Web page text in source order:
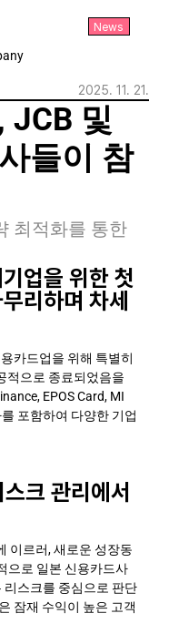
News
2025. 11. 21.
JCB 및
들이 참
최적화를 통한
업을 위한 첫
리하며 차세
카드업을 위해 특별히
적으로 종료되었음을
EPOS Card, MI
포함하여 다양한 기업
크 관리에서
이르러, 새로운 성장동
으로 일본 신용카드사
스크를 중심으로 판단
잠재 수익이 높은 고객